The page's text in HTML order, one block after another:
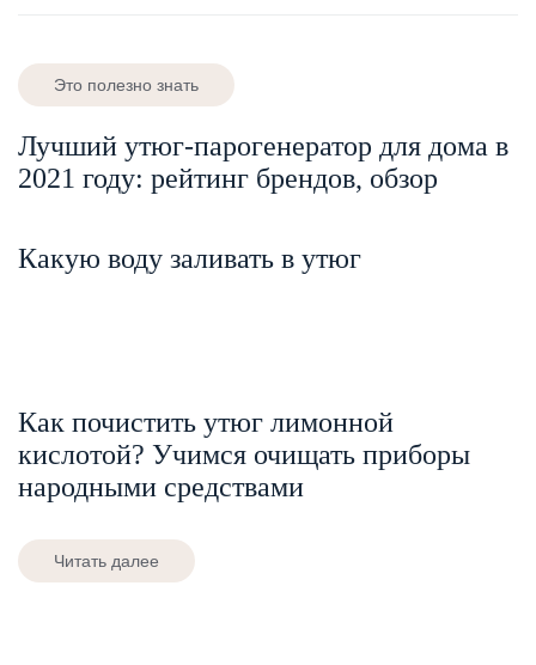
Это полезно знать
Лучший утюг-парогенератор для дома в
2021 году: рейтинг брендов, обзор
Какую воду заливать в утюг
Как почистить утюг лимонной
кислотой? Учимся очищать приборы
народными средствами
Читать далее